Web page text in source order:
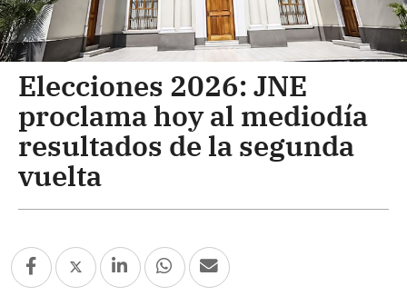
Elecciones 2026: JNE
proclama hoy al mediodía
resultados de la segunda
vuelta